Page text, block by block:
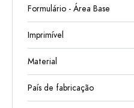
Formulário - Área Base
Imprimível
Material
País de fabricação